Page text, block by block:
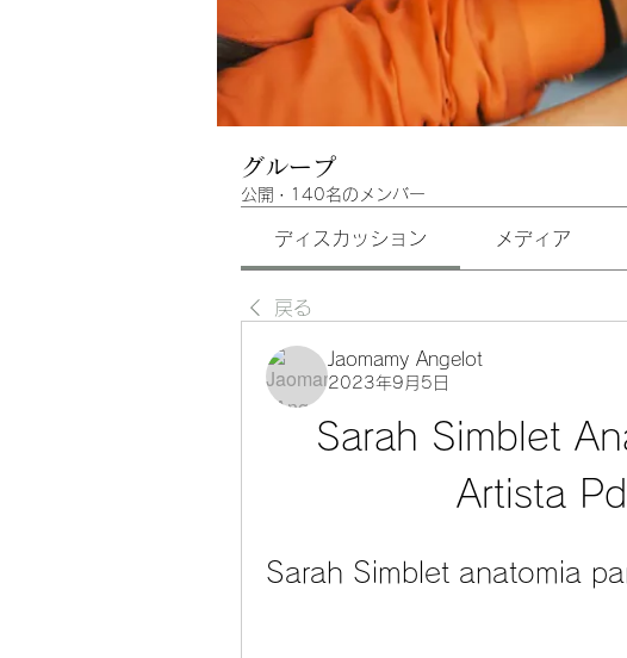
グループ
公開 · 140名のメンバー
ディスカッション メディア
戻る
Jaomamy Angelot
2023年9月5日
Sarah Simblet
Artista
Sarah Simblet anatomia